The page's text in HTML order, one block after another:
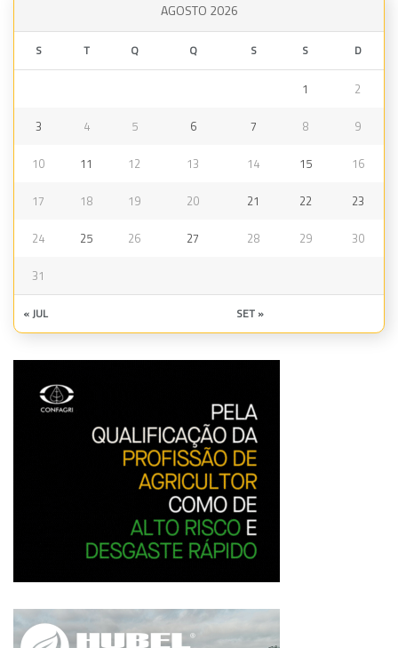
AGOSTO 2026
S T Q Q S S D
1 2
3 4 5 6 7 8 9
10 11 12 13 14 15 16
17 18 19 20 21 22 23
24 25 26 27 28 29 30
31
« JUL SET »